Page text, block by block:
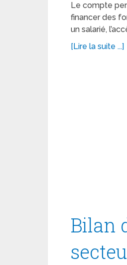
Le compte
financer des
un salarié,
[Lire la suite ...]
Bilan